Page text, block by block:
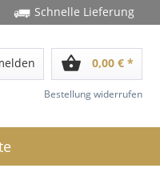
Schnelle Lieferung
shopping_basket 0,00 € *
Bestellung widerrufen